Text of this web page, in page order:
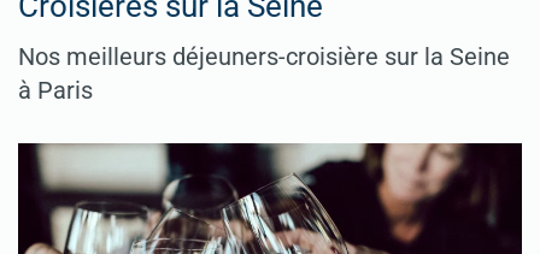
Nos meilleurs déjeuners-croisière sur la Seine
à Paris